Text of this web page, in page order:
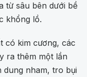
từ sâu bên dưới bề
khổng lồ.
có kim cương, các
ra thêm một lần
nham, tro bụi